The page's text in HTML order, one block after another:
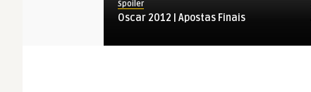
Spoiler
Oscar 2012 | Apostas Finais